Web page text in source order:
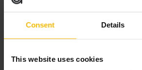
Consent Details
This website uses cookies
attività didattiche per famiglie e visite guidate.